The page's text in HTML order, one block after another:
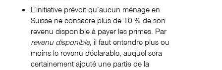
L’initiative prévoit qu’aucun ménage en
Suisse ne consacre plus de 10 % de son
revenu disponible à payer les primes. Par
revenu disponible, il faut entendre plus ou
moins le revenu déclarable, auquel sera
certainement ajouté une partie de la